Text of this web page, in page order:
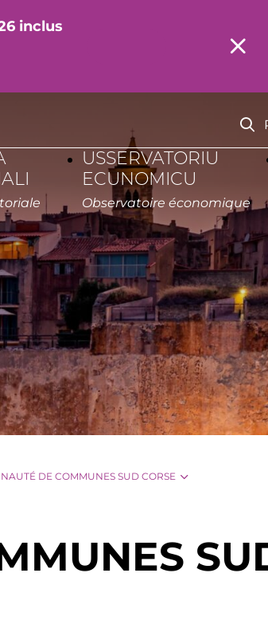
inclus
territoriale
USSERVATORIU
ECUNOMICU
Observatoire économique
DE COMMUNES SUD CORSE